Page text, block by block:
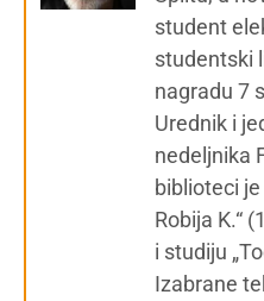
student
studentski
nagradu 7
Urednik i
nedeljnika
biblioteci
Robija K.“
i studiju
Izabrane